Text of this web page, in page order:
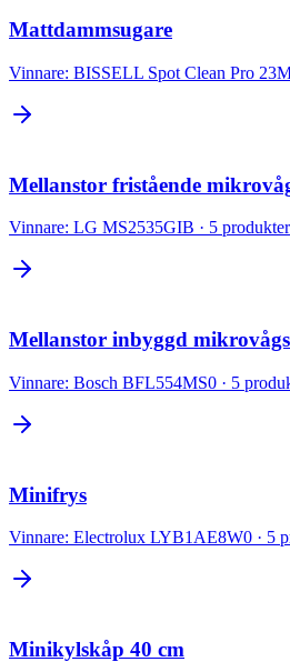
Mattdammsugare
Vinnare: BISSELL Spot Clean Pro
Mellanstor fristående
Vinnare: LG MS2535GIB · 5 produkter
Mellanstor inbyggd
Vinnare: Bosch BFL554MS0 · 5
Minifrys
Vinnare: Electrolux LYB1AE8W0 · 5
Minikylskåp 40 cm